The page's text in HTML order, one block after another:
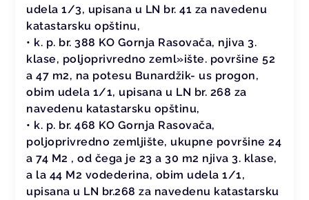
udela 1/3, upisana u LN br. 41 za navedenu
katastarsku opštinu,
• k. p. br. 388 KO Gornja Rasovača, njiva 3.
klase, poljoprivredno zeml»ište. površine 52
a 47 m2, na potesu Bunardžik- us progon,
obim udela 1/1, upisana u LN br. 268 za
navedenu katastarsku opštinu,
• k. p. br. 468 KO Gornja Rasovača,
poljoprivredno zemljište, ukupne površine 24
a 74 M2 , od čega je 23 a 30 m2 njiva 3. klase,
a la 44 M2 vodederina, obim udela 1/1,
upisana u LN br.268 za navedenu katastarsku